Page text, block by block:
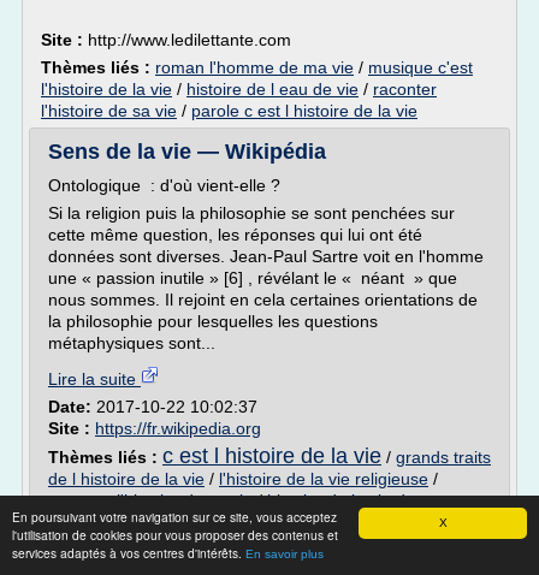
X
En poursuivant votre navigation sur ce site, vous acceptez
l'utilisation de cookies pour vous proposer des contenus et
services adaptés à vos centres d'intérêts. En savoir plus
Site : http://www.ledilettante.com
Thèmes liés : roman l'homme de ma vie / musique c'est
l'histoire de la vie / histoire de l eau de vie / raconter
l'histoire de sa vie / parole c est l histoire de la vie
Sens de la vie — Wikipédia
Ontologique : d'où vient-elle ?
Si la religion puis la philosophie se sont penchées sur
cette même question, les réponses qui lui ont été
données sont diverses. Jean-Paul Sartre voit en l'homme
une « passion inutile » [6] , révélant le « néant » que
nous sommes. Il rejoint en cela certaines orientations de
la philosophie pour lesquelles les questions
métaphysiques sont...
Lire la suite
Date: 2017-10-22 10:02:37
Site : https://fr.wikipedia.org
Thèmes liés : c est l histoire de la vie / grands traits
de l histoire de la vie / l'histoire de la vie religieuse /
raconter l'histoire de sa vie/histoire de la vie d une
personne
La liberté - Cours de philosophie - Ma Philo